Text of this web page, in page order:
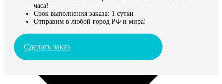
часа!
Срок выполнения заказа: 1 сутки
Отправим в любой город РФ и мира!
Сделать заказ